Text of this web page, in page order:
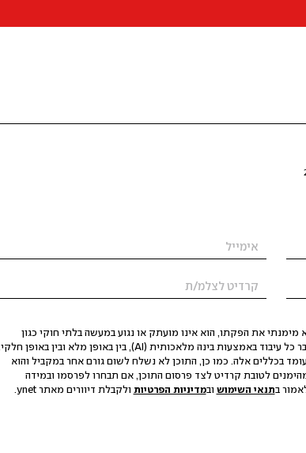
את הפקתו, הוא אינו מועתק או נגוע במעשה בלתי חוקי כגון
הסגת גבול ופגיעה בפרטיות. התוכן לא הופק, לא נערך ולא עבר כל עיבוד באמצעות בינה מלאכותית (AI), בין באופן מלא ובין באופן חלקי.
בכללים אלה. כמו כן, התוכן לא נשלח לשום גורם אחר במקביל והוא
לטובת קרדיט לצד פרסום התוכן, אם תבחרו לפרסמו ובמידה
בתנאי השימוש ובמדיניות הפרטיות ולקבלת דיוורים מאתר ynet.